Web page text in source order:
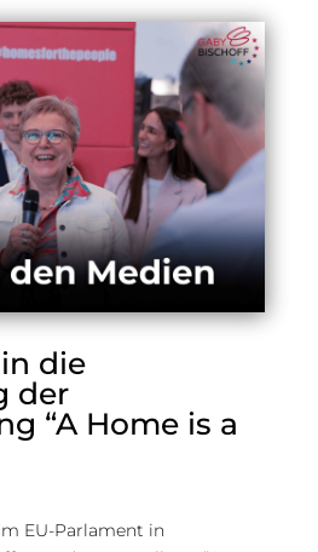
die
der
“A Home is a
EU-Parlament in